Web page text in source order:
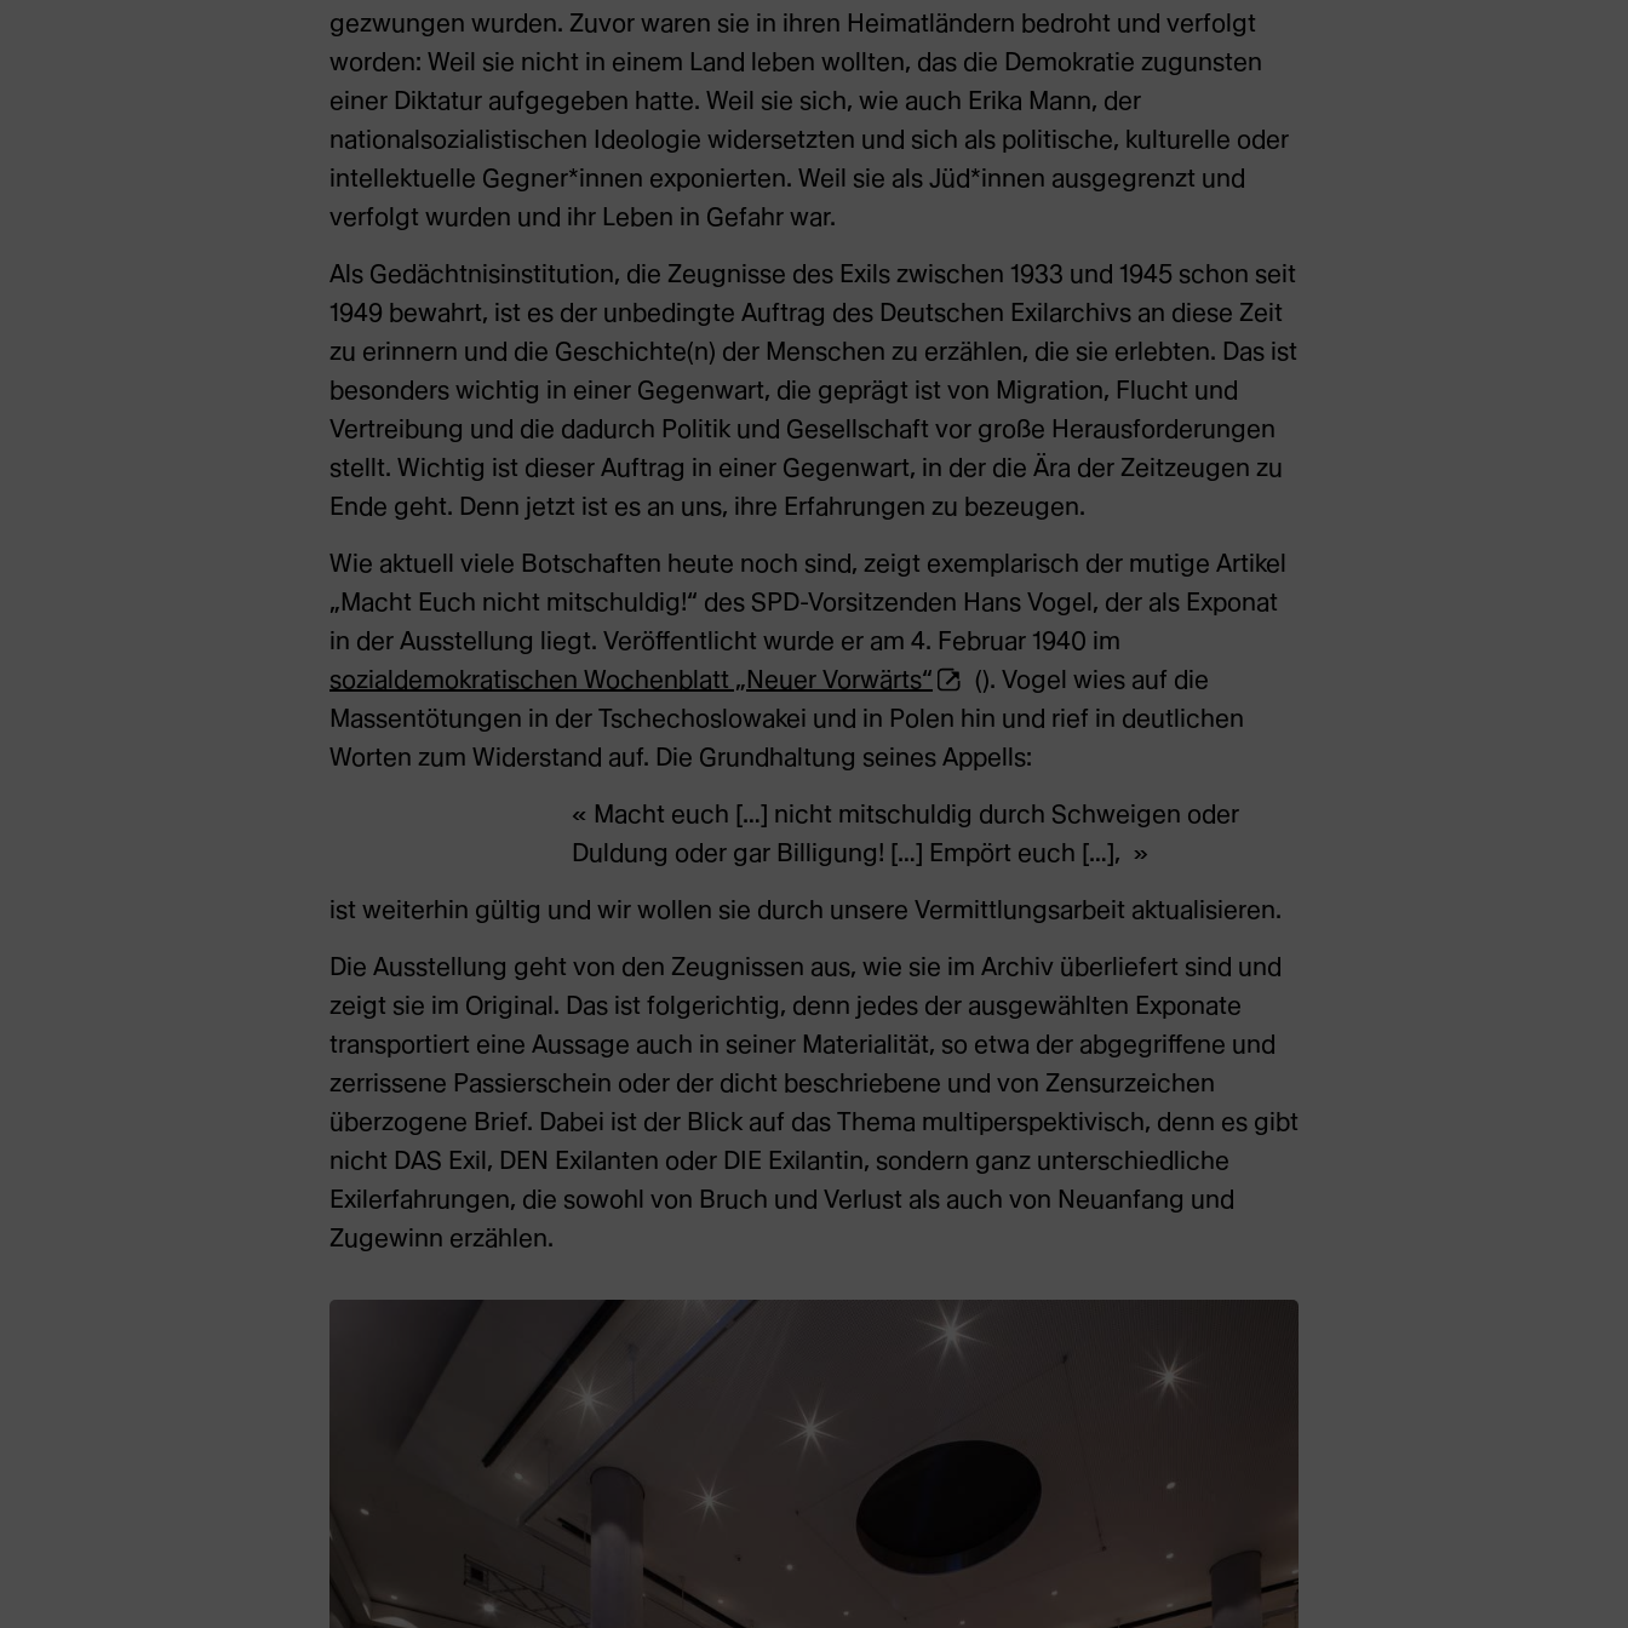
gezwungen wurden. Zuvor waren sie in ihren Heimatländern bedroht und verfolgt
worden: Weil sie nicht in einem Land leben wollten, das die Demokratie zugunsten
einer Diktatur aufgegeben hatte. Weil sie sich, wie auch Erika Mann, der
nationalsozialistischen Ideologie widersetzten und sich als politische, kulturelle oder
intellektuelle Gegner*innen exponierten. Weil sie als Jüd*innen ausgegrenzt und
verfolgt wurden und ihr Leben in Gefahr war.
Als Gedächtnisinstitution, die Zeugnisse des Exils zwischen 1933 und 1945 schon seit
1949 bewahrt, ist es der unbedingte Auftrag des Deutschen Exilarchivs an diese Zeit
zu erinnern und die Geschichte(n) der Menschen zu erzählen, die sie erlebten. Das ist
besonders wichtig in einer Gegenwart, die geprägt ist von Migration, Flucht und
Vertreibung und die dadurch Politik und Gesellschaft vor große Herausforderungen
stellt. Wichtig ist dieser Auftrag in einer Gegenwart, in der die Ära der Zeitzeugen zu
Ende geht. Denn jetzt ist es an uns, ihre Erfahrungen zu bezeugen.
Wie aktuell viele Botschaften heute noch sind, zeigt exemplarisch der mutige Artikel
„Macht Euch nicht mitschuldig!“ des SPD-Vorsitzenden Hans Vogel, der als Exponat
in der Ausstellung liegt. Veröffentlicht wurde er am 4. Februar 1940 im
sozialdemokratischen Wochenblatt „Neuer Vorwärts“ (Öffnet
externe
Webseite
neuem
Tab)
(). Vogel wies auf die
Massentötungen in der Tschechoslowakei und in Polen hin und rief in deutlichen
Worten zum Widerstand auf. Die Grundhaltung seines Appells:
Macht euch […] nicht mitschuldig durch Schweigen oder
Duldung oder gar Billigung! […] Empört euch […],
ist weiterhin gültig und wir wollen sie durch unsere Vermittlungsarbeit aktualisieren.
Die Ausstellung geht von den Zeugnissen aus, wie sie im Archiv überliefert sind und
zeigt sie im Original. Das ist folgerichtig, denn jedes der ausgewählten Exponate
transportiert eine Aussage auch in seiner Materialität, so etwa der abgegriffene und
zerrissene Passierschein oder der dicht beschriebene und von Zensurzeichen
überzogene Brief. Dabei ist der Blick auf das Thema multiperspektivisch, denn es gibt
nicht DAS Exil, DEN Exilanten oder DIE Exilantin, sondern ganz unterschiedliche
Exilerfahrungen, die sowohl von Bruch und Verlust als auch von Neuanfang und
Zugewinn erzählen.